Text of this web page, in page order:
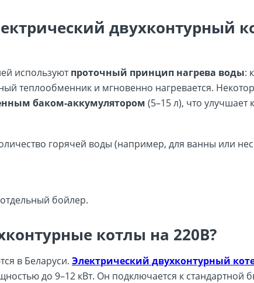
двухконтурный
используютпроточный принцип нагрева воды:
теплообменник и мгновенно нагревается.
баком-аккумулятором (5–15 л), что улучшает
горячей воды (например, для ванны или
бойлер.
котлы на 220В?
в Беларуси. Электрический двухконтурный
до 9–12 кВт. Он подключается к стандартной